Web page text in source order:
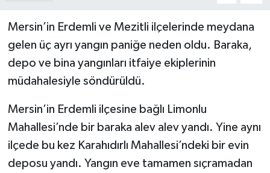
Mersin’in Erdemli ve Mezitli ilçelerinde meydana
gelen üç ayrı yangın paniğe neden oldu. Baraka,
depo ve bina yangınları itfaiye ekiplerinin
müdahalesiyle söndürüldü.
Mersin’in Erdemli ilçesine bağlı Limonlu
Mahallesi’nde bir baraka alev alev yandı. Yine aynı
ilçede bu kez Karahıdırlı Mahallesi’ndeki bir evin
deposu yandı. Yangın eve tamamen sıçramadan